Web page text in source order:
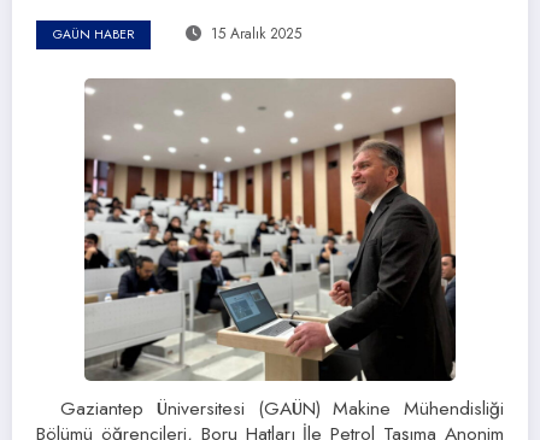
GAÜN HABER 15 Aralık 2025
Gaziantep Üniversitesi (GAÜN) Makine Mühendisliği
Bölümü öğrencileri, Boru Hatları İle Petrol Taşıma Anonim